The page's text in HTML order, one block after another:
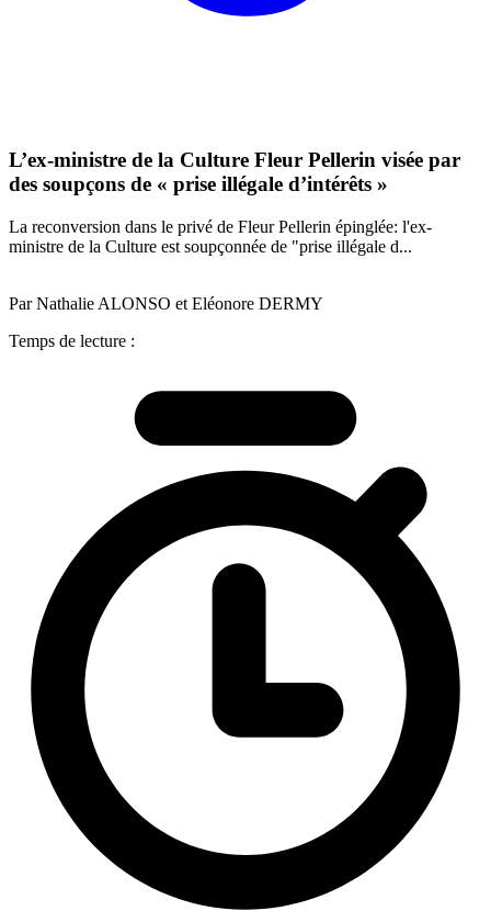
L’ex-ministre de la Culture Fleur Pellerin visée par
des soupçons de « prise illégale d’intérêts »
La reconversion dans le privé de Fleur Pellerin épinglée: l'ex-
ministre de la Culture est soupçonnée de "prise illégale d...
Par Nathalie ALONSO et Eléonore DERMY
Temps de lecture :